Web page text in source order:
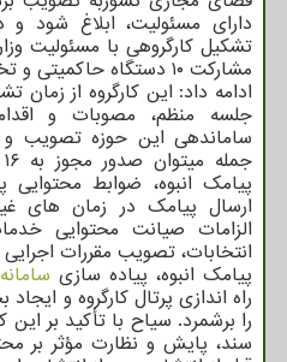
تشکیل کارگروهی با مسئولیت
مشارکت ۱۰ دستگاه
جلسه منظم، مصوبات و
ساماندهی این حوزه تصویب و
پیامک انبوه، ضوابط
ارسال پیامک در زمان های
الزامات صیانت محتوایی
انتخابات، تصویب مقررات
پیامک انبوه، پیاده سازی سامانه
راه اندازی پرتال کارگروه و
را برشمرد. سیاح با تأکید بر
سند، پایش و نظارت مؤثر بر